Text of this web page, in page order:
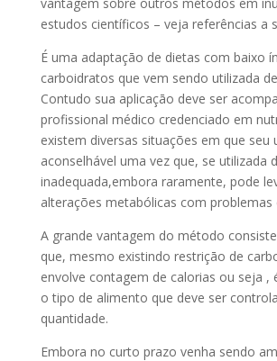
estudos científicos – veja referências a
É uma adaptaçāo de dietas com baixo
carboidratos que vem sendo utilizada
Contudo sua aplicaçāo deve ser
profissional médico credenciado em
existem diversas situações em que seu
aconselhável uma vez que, se utilizada
inadequada,embora raramente, pode
alterações metabólicas com problemas
A grande vantagem do método
que, mesmo existindo restriçāo de
envolve contagem de calorias ou seja ,
o tipo de alimento que deve ser
quantidade.
Embora no curto prazo venha sendo